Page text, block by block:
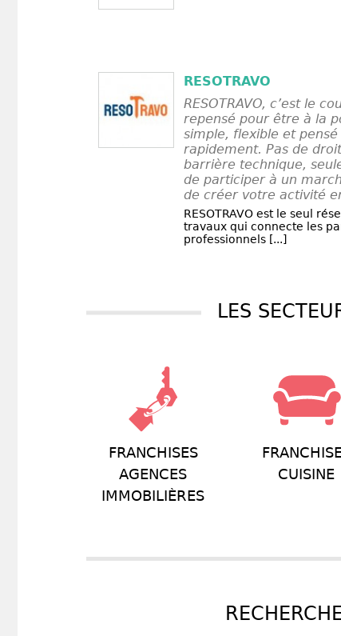
RESOTRAVO
RESOTRAVO, c’est le
repensé pour être à la
simple, flexible et
rapidement. Pas de
barrière technique,
de participer à un
de créer votre activité
RESOTRAVO est le seul
travaux qui connecte les
professionnels [...]
LES
FRANCHISES
AGENCES
IMMOBILIÈRES
CUISINE